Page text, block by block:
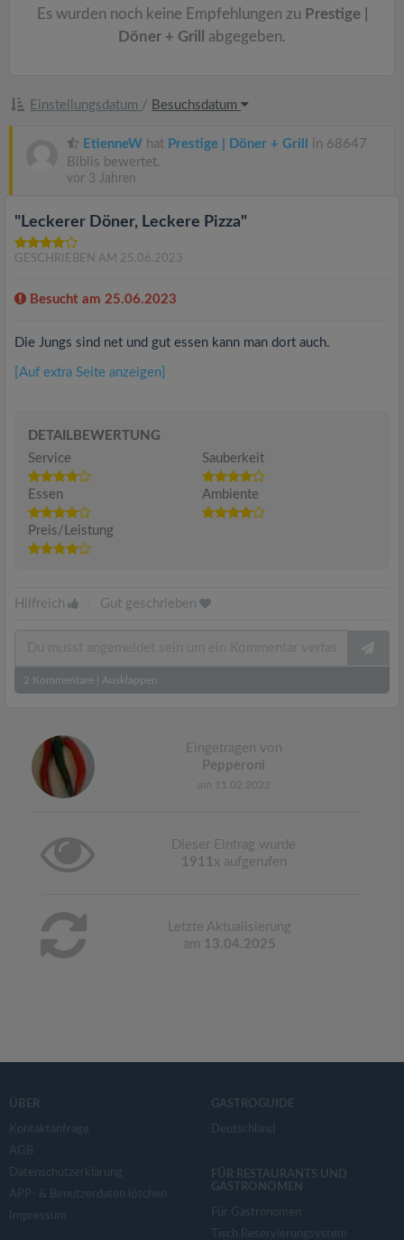
Es wurden noch keine Empfehlungen zu Prestige |
Döner + Grill
abgegeben.
Einstellungsdatum / Besuchsdatum
EtienneW hat Prestige | Döner + Grill
in 68647
Biblis bewertet.
vor 3 Jahren
"Leckerer Döner, Leckere Pizza"
GESCHRIEBEN AM 25.06.2023
Besucht am 25.06.2023
Die Jungs sind net und gut essen kann man dort auch.
[Auf extra Seite anzeigen]
DETAILBEWERTUNG
Service
Sauberkeit
Essen Ambiente
Preis/Leistung
Hilfreich Gut geschrieben
2 Kommentare Ausklappen
Eingetragen von
Pepperoni
am 11.02.2022
Dieser Eintrag wurde
1911 x aufgerufen
Letzte Aktualisierung
am 13.04.2025
ÜBER
Kontaktanfrage
AGB
Datenschutzerklärung
APP- & Benutzerdaten löschen
Impressum
GASTROGUIDE
Deutschland
FÜR RESTAURANTS UND
GASTRONOMEN
Für Gastronomen
Tisch Reservierungsystem